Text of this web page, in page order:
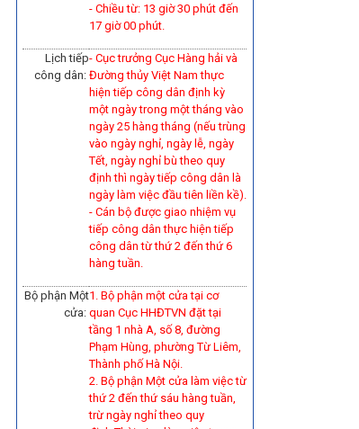
- Chiều từ: 13 giờ 30 phút đến
17 giờ 00 phút.
Lịch tiếp
công dân:
- Cục trưởng Cục Hàng hải và
Đường thủy Việt Nam thực
hiện tiếp công dân định kỳ
một ngày trong một tháng vào
ngày 25 hàng tháng (nếu trùng
vào ngày nghỉ, ngày lễ, ngày
Tết, ngày nghỉ bù theo quy
định thì ngày tiếp công dân là
ngày làm việc đầu tiên liền kề).
- Cán bộ được giao nhiệm vụ
tiếp công dân thực hiện tiếp
công dân từ thứ 2 đến thứ 6
hàng tuần.
Bộ phận Một
cửa:
1. Bộ phận một cửa tại cơ
quan Cục HHĐTVN đặt tại
tầng 1 nhà A, số 8, đường
Phạm Hùng, phường Từ Liêm,
Thành phố Hà Nội.
2. Bộ phận Một cửa làm việc từ
thứ 2 đến thứ sáu hàng tuần,
trừ ngày nghỉ theo quy